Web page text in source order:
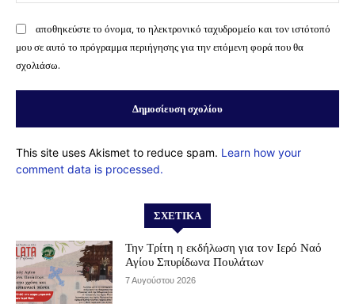
αποθηκεύστε το όνομα, το ηλεκτρονικό ταχυδρομείο και τον ιστότοπό
μου σε αυτό το πρόγραμμα περιήγησης για την επόμενη φορά που θα
σχολιάσω.
This site uses Akismet to reduce spam. Learn how your
comment data is processed.
ΣΧΕΤΙΚΆ
Την Τρίτη η εκδήλωση για τον Ιερό Ναό
Αγίου Σπυρίδωνα Πουλάτων
7 Αυγούστου 2026